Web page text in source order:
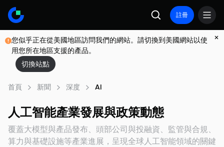
註冊
您似乎正在從美國地區訪問我們的網站。請切換到美國網站以使
用您所在地區支援的產品。
切換站點
首頁 新聞 深度 AI
人工智能產業發展與政策動態
覆蓋大模型與產品發布、頭部公司與投融資、監管與合規、
算力與基礎設施等產業進展，呈現全球人工智能領域的關鍵